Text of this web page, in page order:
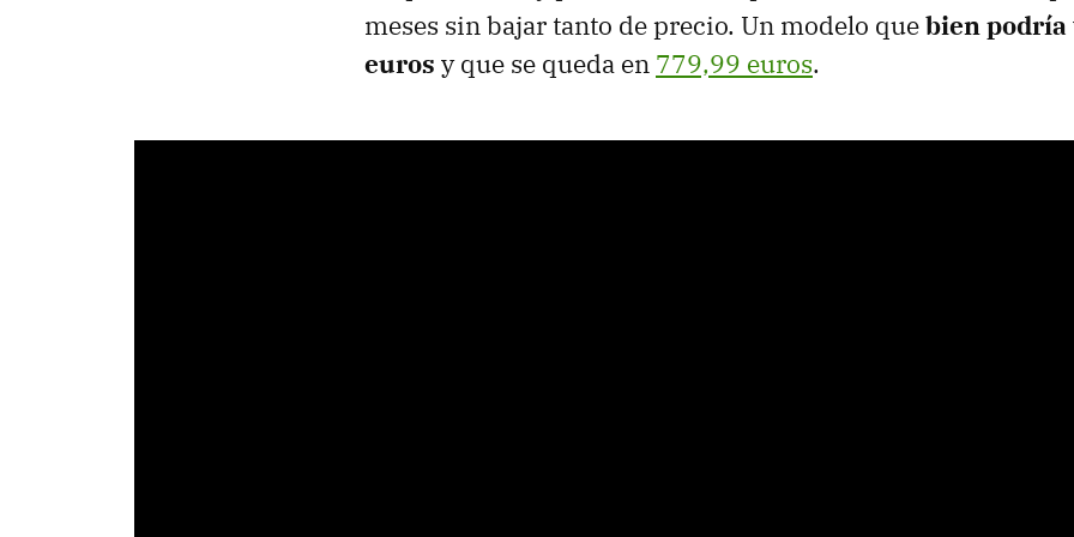
meses sin bajar tanto de precio. Un modelo quebien
euros y que se queda en 779,99 euros.